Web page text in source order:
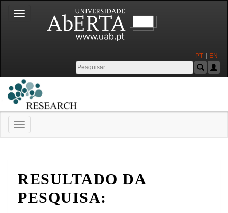
Toggle
navigation
PT | EN
Toggle
navigation
RESULTADO DA
PESQUISA: